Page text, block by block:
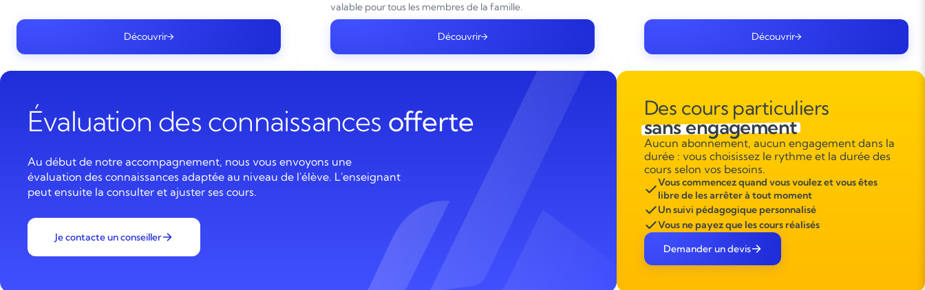
Découvrir
valable pour tous les membres de la famille.
Découvrir Découvrir
Évaluation des connaissances offerte
Au début de notre accompagnement, nous vous envoyons une
évaluation des connaissances adaptée au niveau de l'élève. L'enseignant
peut ensuite la consulter et ajuster ses cours.
Je contacte un conseiller
Des cours particuliers
sans engagement
Aucun abonnement, aucun engagement dans la
durée : vous choisissez le rythme et la durée des
cours selon vos besoins.
Vous commencez quand vous voulez et vous êtes
libre de les arrêter à tout moment
Un suivi pédagogique personnalisé
Vous ne payez que les cours réalisés
Demander un devis